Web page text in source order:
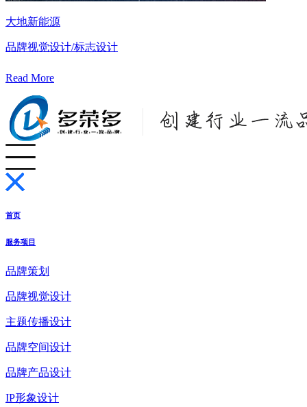
大地新能源
品牌视觉设计/标志设计
Read More
首页
服务项目
品牌策划
品牌视觉设计
主题传播设计
品牌空间设计
品牌产品设计
IP形象设计